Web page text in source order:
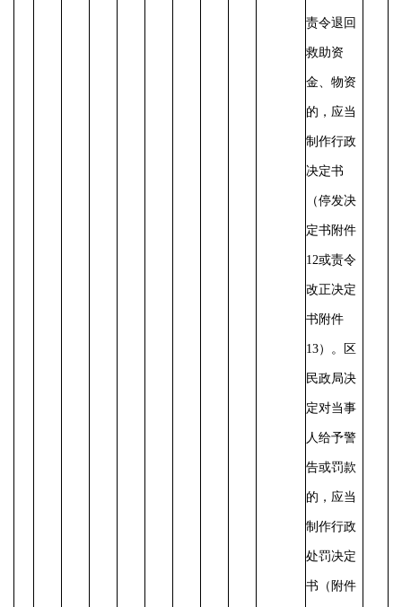
责令退回
救助资
金、物资
的，应当
制作行政
决定书
（停发决
定书附件
12或责令
改正决定
书附件
13）。 区
民政局决
定对当事
人给予警
告或罚款
的，应当
制作行政
处罚决定
书（附件